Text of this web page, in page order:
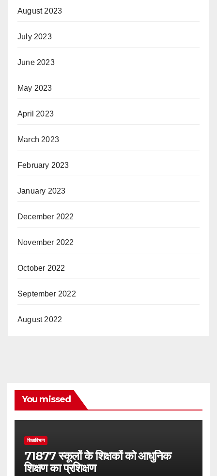
August 2023
July 2023
June 2023
May 2023
April 2023
March 2023
February 2023
January 2023
December 2022
November 2022
October 2022
September 2022
August 2022
You missed
शिक्षाविभाग
71877 स्कूलों के शिक्षकों को आधुनिक
शिक्षण का प्रशिक्षण